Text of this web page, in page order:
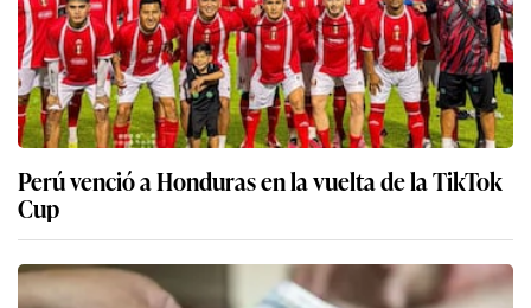
Perú venció a Honduras en la vuelta de la TikTok
Cup